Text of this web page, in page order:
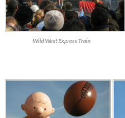
Wild West Express Train